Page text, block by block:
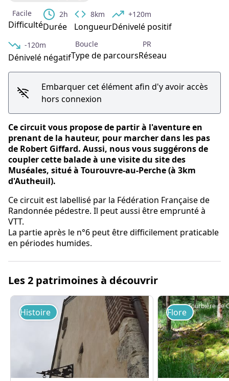
Facile
Difficulté
2h
Durée
8km
Longueur
+120m
Dénivelé positif
-120m
Dénivelé négatif
Boucle
Type de parcours
PR
Réseau
Embarquer cet élément afin d'y avoir accès
hors connexion
Ce circuit vous propose de partir à l'aventure en
prenant de la hauteur, pour marcher dans les pas
de Robert Giffard. Aussi, nous vous suggérons de
coupler cette balade à une visite du site des
Muséales, situé à Tourouvre-au-Perche (à 3km
d'Autheuil).
Ce circuit est labellisé par la Fédération Française de
Randonnée pédestre. Il peut aussi être emprunté à
VTT.
La partie après le n°6 peut être difficilement praticable
en périodes humides.
Les 2 patrimoines à découvrir
Histoire Flore